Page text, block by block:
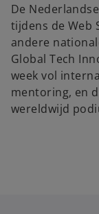
De
tijdens de Web
andere
Global Tech
week vol
mentoring, en
wereldwijd